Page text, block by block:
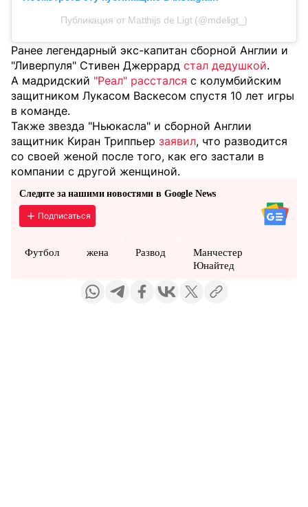
Публикация от Matthijs de Ligt (@mdeligt_)
Ранее легендарный экс-капитан сборной Англии и
"Ливерпуля" Стивен Джеррард стал дедушкой.
А мадридский "Реал" расстался с колумбийским
защитником Лукасом Васкесом спустя 10 лет игры
в команде.
Также звезда "Ньюкасла" и сборной Англии
защитник Киран Триппьер заявил, что разводится
со своей женой после того, как его застали в
компании с другой женщиной.
Следите за нашими новостями в Google News
Подписаться
Футбол жена Развод
Манчестер
Юнайтед